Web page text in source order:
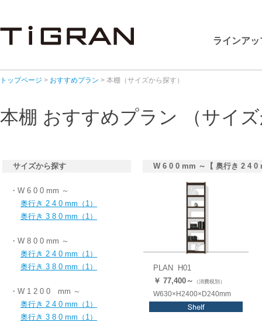
ラインアッ
トップページ > おすすめプラン > 本棚（サイズから探す）
本棚 おすすめプラン （サイ
サイズから探す
・W 6 0 0 mm ～
奥行き 2 4 0 mm（1）
奥行き 3 8 0 mm（1）
・W 8 0 0 mm ～
奥行き 2 4 0 mm（1）
奥行き 3 8 0 mm（1）
・W 1 2 0 0 mm ～
奥行き 2 4 0 mm（1）
奥行き 3 8 0 mm（1）
W 6 0 0 mm ～【 奥行き 2 4 0
PLAN H01
￥ 77,400～
（消費税別）
W630×H2400×D240mm